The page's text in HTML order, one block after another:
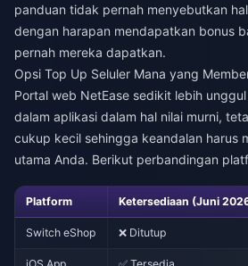
panduan tidak pernah menyebutkan
dengan harapan mendapatkan bonus
pernah mereka dapatkan.
Opsi Top Up Seluler Mana yang
Portal web NetEase sedikit lebih
dalam aplikasi dalam hal nilai murni,
cukup kecil sehingga keandalan harus
utama Anda. Berikut perbandingan
Platform Ketersediaan (Juni
Switch eShop ❌ Ditutup